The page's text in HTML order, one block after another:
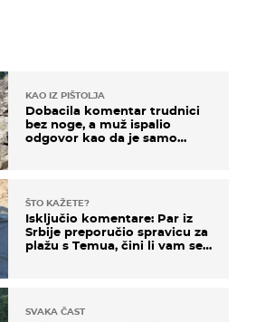
KAO IZ PIŠTOLJA
Dobacila komentar trudnici
bez noge, a muž ispalio
odgovor kao da je samo
ŠTO KAŽETE?
Isključio komentare: Par iz
Srbije preporučio spravicu za
plažu s Temua, čini li vam se
SVAKA ČAST